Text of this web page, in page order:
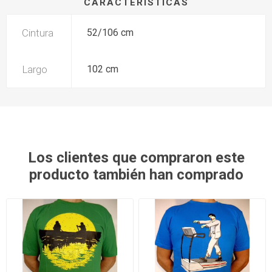
CARACTERÍSTICAS
Cintura 52/106 cm
Largo 102 cm
Los clientes que compraron este
producto también han comprado